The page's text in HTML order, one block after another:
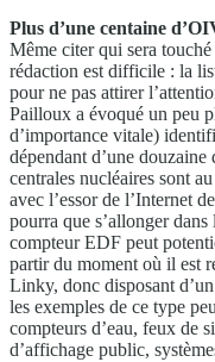
Plus d’une centaine
Même citer qui sera
rédaction est difficile : la
pour ne pas attirer
Pailloux a évoqué un peu
d’importance vitale)
dépendant d’une
centrales nucléaires sont
avec l’essor de l’Internet
pourra que s’allonger
compteur EDF peut
partir du moment où il est
Linky, donc disposant
les exemples de ce type
compteurs d’eau, feux de
d’affichage public,